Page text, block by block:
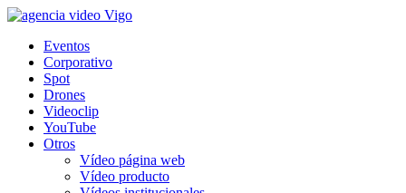
Eventos
Corporativo
Spot
Drones
Videoclip
YouTube
Otros
Vídeo página web
Vídeo producto